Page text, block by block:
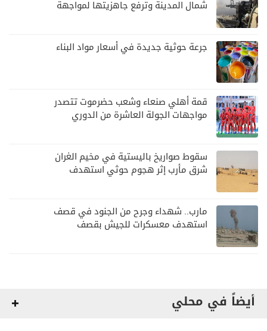
شمال المدينة وترفع جاهزيتها لمواجهة
جرعة حوثية جديدة في أسعار مواد البناء
قمة أهلي صنعاء وشعب حضرموت تتصدر
مواجهات الجولة العاشرة من الدوري
سقوط صواريخ باليستية في مخيم الغران
شرق مأرب إثر هجوم حوثي استهدف
مارب.. شهداء وجرح من الجنود في قصف
استهدف معسكرات للجيش بقصف
أيضاً في محلي